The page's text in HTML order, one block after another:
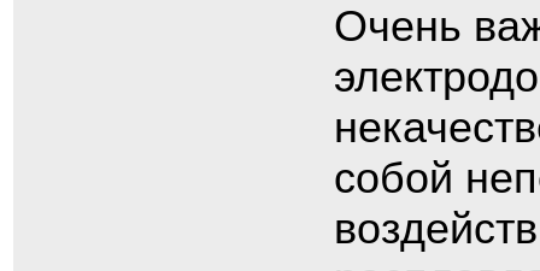
Очень
собой